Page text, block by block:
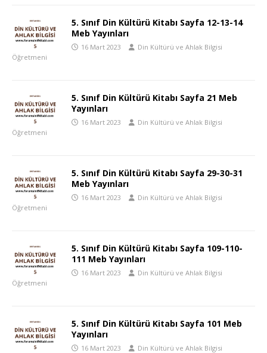
5. Sınıf Din Kültürü Kitabı Sayfa 12-13-14
Meb Yayınları
16 Mart 2023
Din Kültürü ve Ahlak Bilgisi
Öğretmeni
5. Sınıf Din Kültürü Kitabı Sayfa 21 Meb
Yayınları
16 Mart 2023
Din Kültürü ve Ahlak Bilgisi
Öğretmeni
5. Sınıf Din Kültürü Kitabı Sayfa 29-30-31
Meb Yayınları
16 Mart 2023
Din Kültürü ve Ahlak Bilgisi
Öğretmeni
5. Sınıf Din Kültürü Kitabı Sayfa 109-110-
111 Meb Yayınları
16 Mart 2023
Din Kültürü ve Ahlak Bilgisi
Öğretmeni
5. Sınıf Din Kültürü Kitabı Sayfa 101 Meb
Yayınları
16 Mart 2023
Din Kültürü ve Ahlak Bilgisi